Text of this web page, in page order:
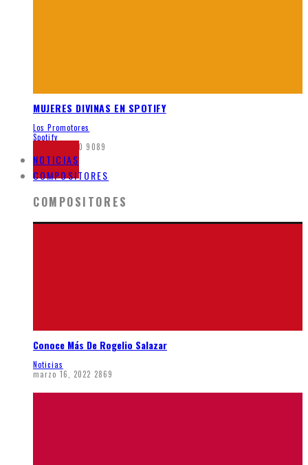
MUJERES DIVINAS EN SPOTIFY
Los Promotores
Spotify
junio 5, 2020 9089
NOTICIAS
COMPOSITORES
COMPOSITORES
Conoce Más De Rogelio Salazar
Noticias
marzo 16, 2022 2869